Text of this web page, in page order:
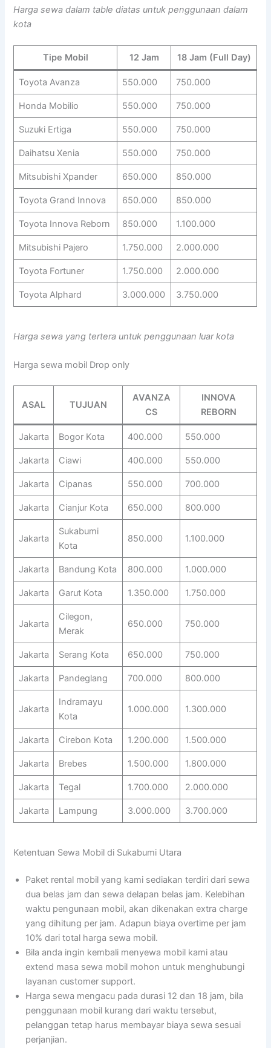
Harga sewa dalam table diatas untuk penggunaan dalam
kota
Tipe Mobil 12 Jam 18 Jam (Full Day)
Toyota Avanza 550.000 750.000
Honda Mobilio 550.000 750.000
Suzuki Ertiga 550.000 750.000
Daihatsu Xenia 550.000 750.000
Mitsubishi Xpander 650.000 850.000
Toyota Grand Innova 650.000 850.000
Toyota Innova Reborn 850.000 1.100.000
Mitsubishi Pajero 1.750.000 2.000.000
Toyota Fortuner 1.750.000 2.000.000
Toyota Alphard 3.000.000 3.750.000
Harga sewa yang tertera untuk penggunaan luar kota
Harga sewa mobil Drop only
ASAL TUJUAN
AVANZA
CS
INNOVA
REBORN
Jakarta Bogor Kota 400.000 550.000
Jakarta Ciawi 400.000 550.000
Jakarta Cipanas 550.000 700.000
Jakarta Cianjur Kota 650.000 800.000
Jakarta
Sukabumi
Kota
850.000 1.100.000
Jakarta Bandung Kota 800.000 1.000.000
Jakarta Garut Kota 1.350.000 1.750.000
Jakarta
Cilegon,
Merak
650.000 750.000
Jakarta Serang Kota 650.000 750.000
Jakarta Pandeglang 700.000 800.000
Jakarta
Indramayu
Kota
1.000.000 1.300.000
Jakarta Cirebon Kota 1.200.000 1.500.000
Jakarta Brebes 1.500.000 1.800.000
Jakarta Tegal 1.700.000 2.000.000
Jakarta Lampung 3.000.000 3.700.000
Ketentuan Sewa Mobil di Sukabumi Utara
Paket rental mobil yang kami sediakan terdiri dari sewa
dua belas jam dan sewa delapan belas jam. Kelebihan
waktu pengunaan mobil, akan dikenakan extra charge
yang dihitung per jam. Adapun biaya overtime per jam
10% dari total harga sewa mobil.
Bila anda ingin kembali menyewa mobil kami atau
extend masa sewa mobil mohon untuk menghubungi
layanan customer support.
Harga sewa mengacu pada durasi 12 dan 18 jam, bila
penggunaan mobil kurang dari waktu tersebut,
pelanggan tetap harus membayar biaya sewa sesuai
perjanjian.